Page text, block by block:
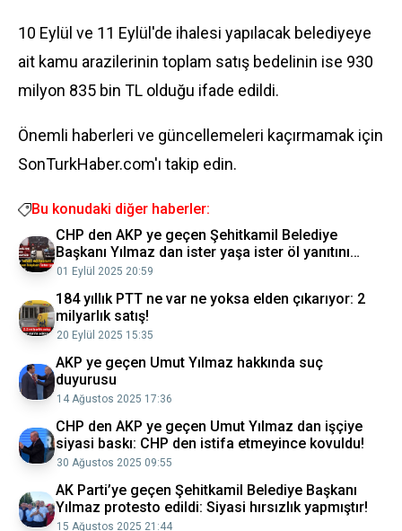
10 Eylül ve 11 Eylül'de ihalesi yapılacak belediyeye
ait kamu arazilerinin toplam satış bedelinin ise 930
milyon 835 bin TL olduğu ifade edildi.
Önemli haberleri ve güncellemeleri kaçırmamak için
SonTurkHaber.com'ı takip edin.
Bu konudaki diğer haberler:
CHP den AKP ye geçen Şehitkamil Belediye
Başkanı Yılmaz dan ister yaşa ister öl yanıtını
verdi!
01 Eylül 2025 20:59
184 yıllık PTT ne var ne yoksa elden çıkarıyor: 2
milyarlık satış!
20 Eylül 2025 15:35
AKP ye geçen Umut Yılmaz hakkında suç
duyurusu
14 Ağustos 2025 17:36
CHP den AKP ye geçen Umut Yılmaz dan işçiye
siyasi baskı: CHP den istifa etmeyince kovuldu!
30 Ağustos 2025 09:55
AK Parti’ye geçen Şehitkamil Belediye Başkanı
Yılmaz protesto edildi: Siyasi hırsızlık yapmıştır!
15 Ağustos 2025 21:44